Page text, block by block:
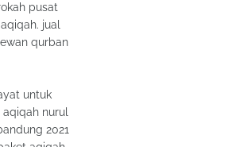
pusat
jual
qurban
untuk
nurul
2021